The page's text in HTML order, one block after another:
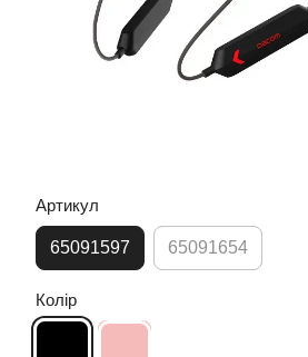
Артикул
65091597 65091654
Колір